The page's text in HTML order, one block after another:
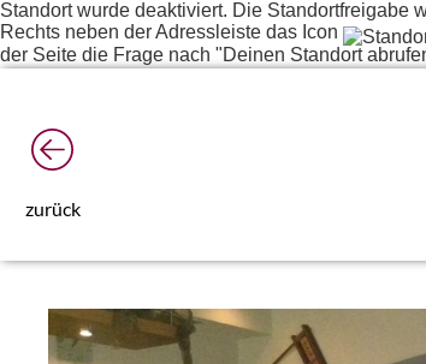
Standort wurde deaktiviert. Die Standortfreigabe
Rechts neben der Adressleiste das Icon
der Seite die Frage nach "Deinen Standort
zurück